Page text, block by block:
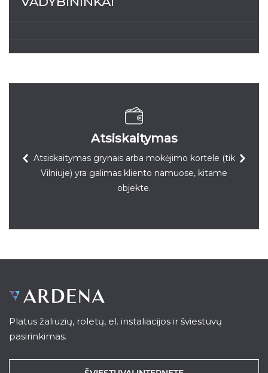
Atsiskaitymas
Atsiskaitymas grynais arba mokėjimo kortele (tik
Vilniuje) yra galimas kliento namuose, kitame
objekte.
Platus žaliuzių, roletų, el. instaliacijos ir šviestuvų
pasirinkimas.